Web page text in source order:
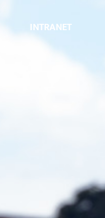
INTRANET